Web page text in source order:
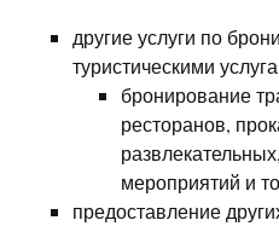
другие услуги по
туристическими
бронирование
ресторанов,
мероприятий и
предоставление